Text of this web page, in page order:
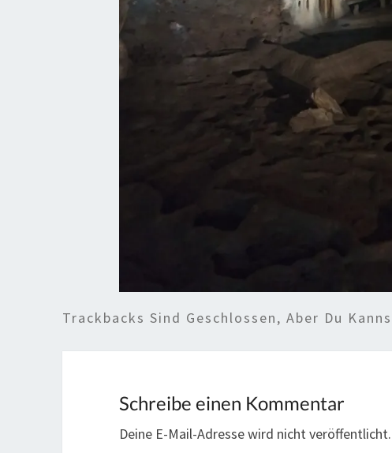
Trackbacks Sind Geschlossen, Aber Du
Schreibe einen Kommentar
Deine E-Mail-Adresse wird nicht veröffentlicht.